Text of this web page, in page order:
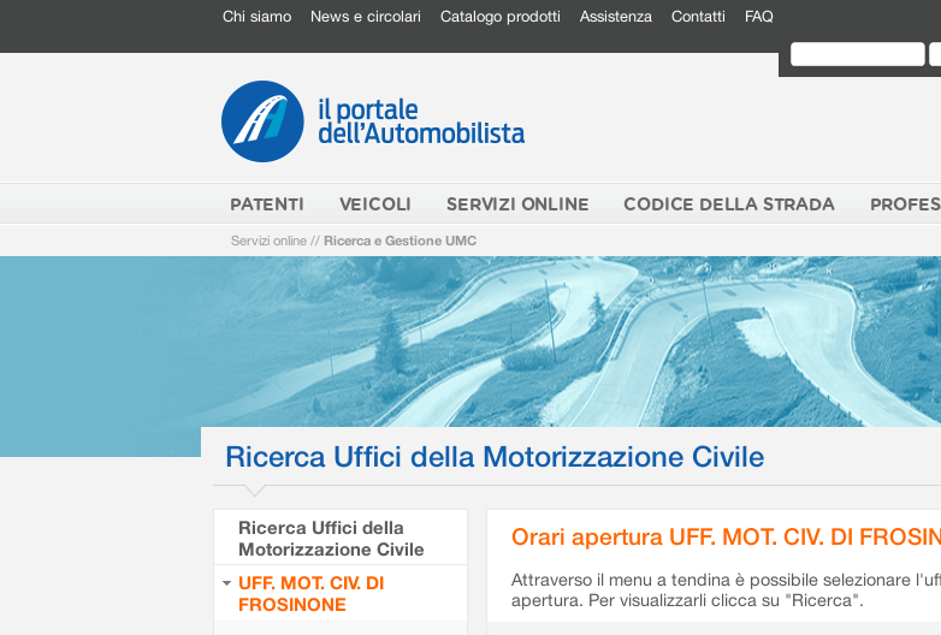
Chi siamo News e circolari Catalogo prodotti Assistenza Contatti FAQ
PATENTI VEICOLI SERVIZI ONLINE CODICE DELLA STRADA
Servizi online // Ricerca e Gestione UMC
Ricerca Uffici della Motorizzazione Civile
Ricerca Uffici della
Motorizzazione Civile
UFF. MOT. CIV. DI
FROSINONE
Orari apertura UFF. MOT. CIV. DI
Attraverso il menu a tendina è possibile selezionare
apertura. Per visualizzarli clicca su "Ricerca".